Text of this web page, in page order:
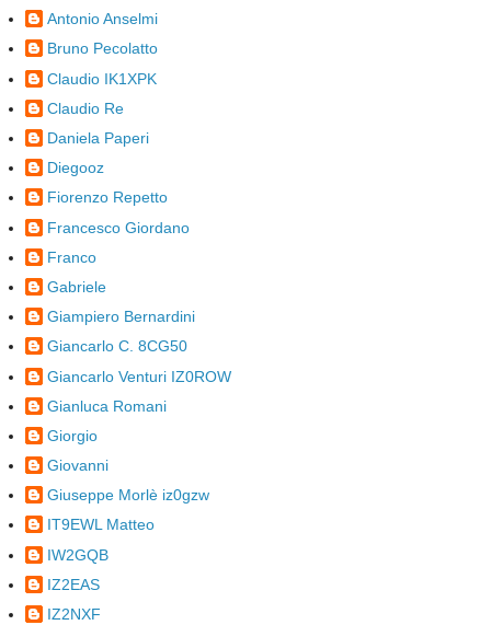
Antonio Anselmi
Bruno Pecolatto
Claudio IK1XPK
Claudio Re
Daniela Paperi
Diegooz
Fiorenzo Repetto
Francesco Giordano
Franco
Gabriele
Giampiero Bernardini
Giancarlo C. 8CG50
Giancarlo Venturi IZ0ROW
Gianluca Romani
Giorgio
Giovanni
Giuseppe Morlè iz0gzw
IT9EWL Matteo
IW2GQB
IZ2EAS
IZ2NXF